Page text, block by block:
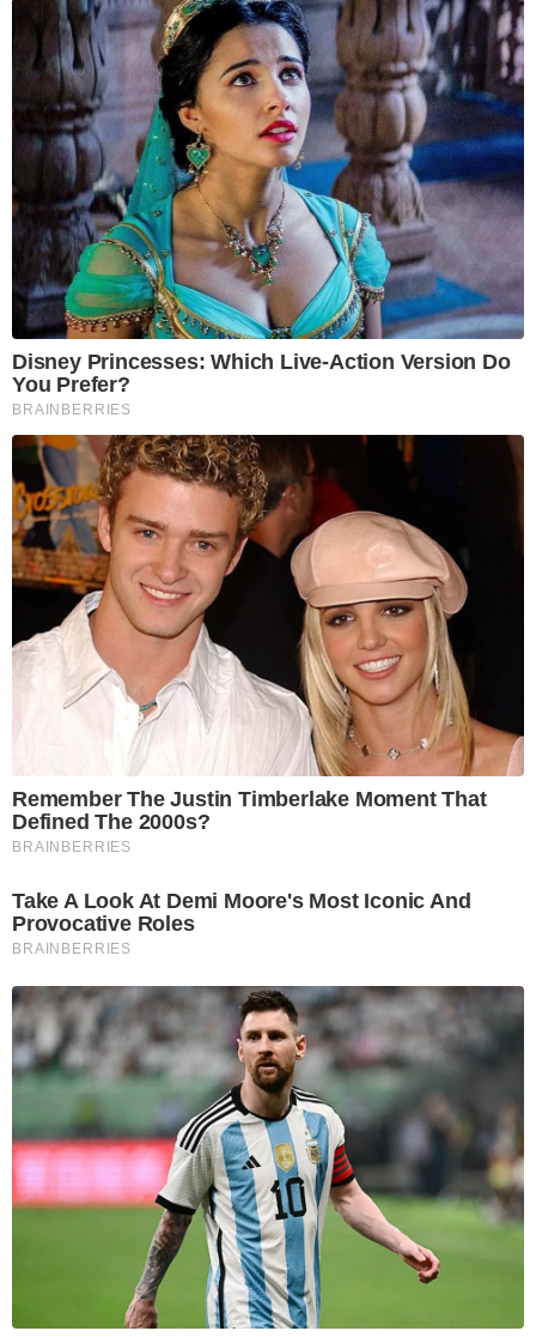
Disney Princesses: Which Live-Action Version Do
You Prefer?
BRAINBERRIES
Remember The Justin Timberlake Moment That
Defined The 2000s?
BRAINBERRIES
Take A Look At Demi Moore's Most Iconic And
Provocative Roles
BRAINBERRIES